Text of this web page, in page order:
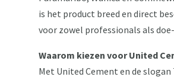
is het product breed en direct
voor zowel professionals als
Waarom kiezen voor United
Met United Cement en de slogan